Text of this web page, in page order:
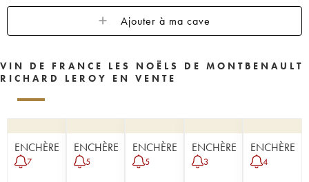
Ajouter à ma cave
VIN DE FRANCE LES NOËLS DE MONTBENAULT
RICHARD LEROY EN VENTE
ENCHÈRE
7
ENCHÈRE
5
ENCHÈRE
5
ENCHÈRE
3
ENCHÈRE
4